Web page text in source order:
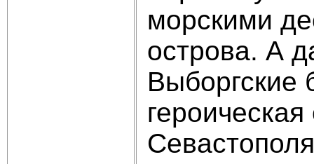
морскими
острова. А
Выборгские